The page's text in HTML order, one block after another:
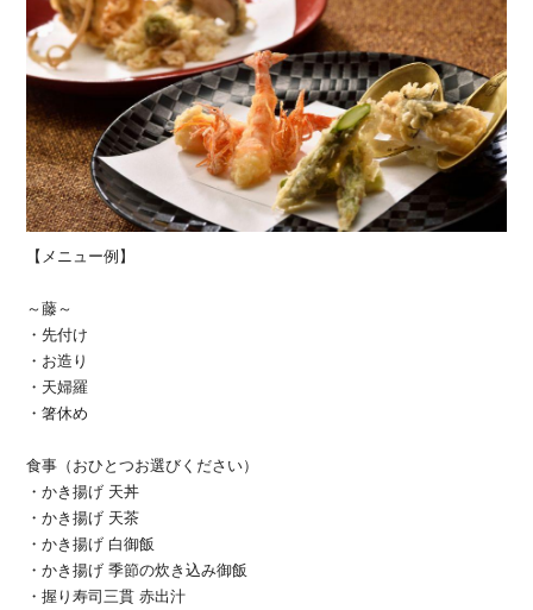
【メニュー例】
～藤～
・先付け
・お造り
・天婦羅
・箸休め
食事（おひとつお選びください）
・かき揚げ 天丼
・かき揚げ 天茶
・かき揚げ 白御飯
・かき揚げ 季節の炊き込み御飯
・握り寿司三貫 赤出汁